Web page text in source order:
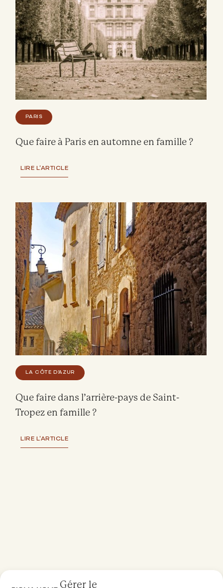
Gérer le
PARIS
Que faire à Paris en automne en famille ?
LIRE L'ARTICLE
LA CÔTE D'AZUR
Que faire dans l’arrière-pays de Saint-
Tropez en famille ?
LIRE L'ARTICLE